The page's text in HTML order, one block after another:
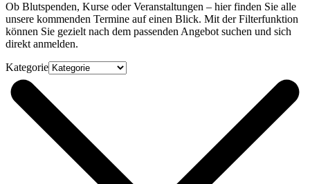
Ob Blutspenden, Kurse oder Veranstaltungen – hier finden Sie alle
unsere kommenden Termine auf einen Blick. Mit der Filterfunktion
können Sie gezielt nach dem passenden Angebot suchen und sich
direkt anmelden.
Kategorie